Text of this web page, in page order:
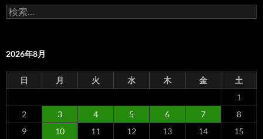
検
索:
2026年8月
日 月 火 水 木 金
土
1
2
3 4 5 6 7
8
9
10 11 12 13 14
15